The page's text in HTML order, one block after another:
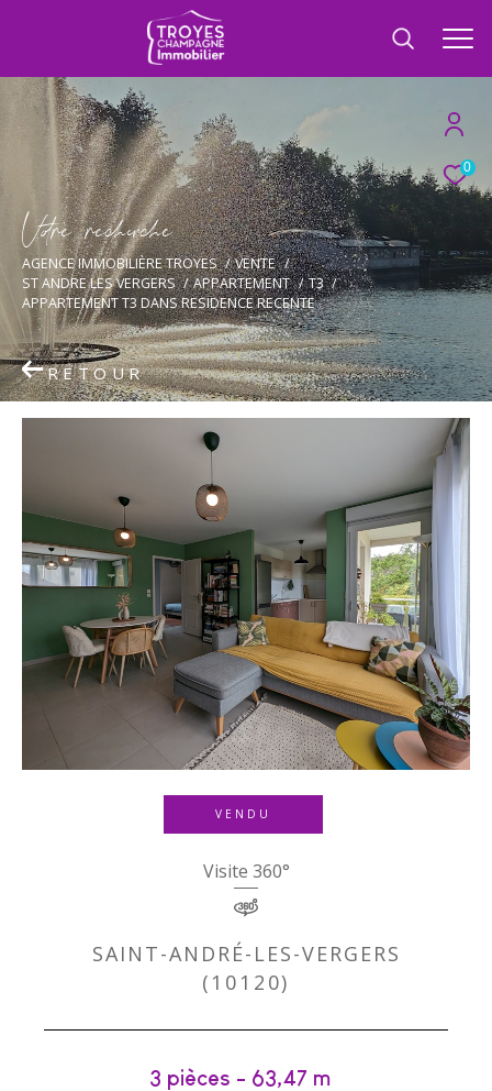
0
Vore recece
AGENCE IMMOBILIÈRE TROYES
VENTE
ST ANDRE LES VERGERS
APPARTEMENT
T3
APPARTEMENT T3 DANS RESIDENCE RECENTE
RETOUR
VENDU
Visite 360°
SAINT-ANDRÉ-LES-VERGERS
(10120)
3 pièces - 63,47 m²